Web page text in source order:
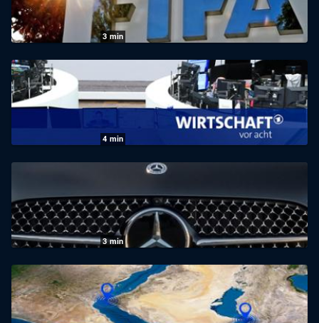
31.07.2026 |Das Erste
3 min
Wirtschaft vor acht: FIFA rüstet zur Über-
Kommerzialisierung auf
30.07.2026|Das Erste
4 min
Wirtschaft vor acht: Wirtschaft vor acht
29.07.2026|Das Erste
3min
Wirtschaft vor acht: E-Autos als
Hoffnungsträger
28.07.2026 | Das Erste